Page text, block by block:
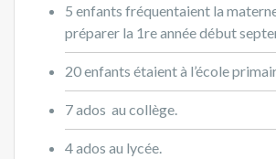
5 enfants fréquentaient la
préparer la 1re année début
20 enfants étaient à l’école
7 ados au collège.
4 ados au lycée.